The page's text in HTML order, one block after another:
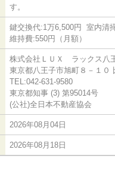
す。
鍵交換代:1万6,500円 室内清
維持費:550円（月額）
株式会社ＬＵＸ ラックス八
東京都八王子市旭町８－１０
TEL:042-631-9580
東京都知事 (3) 第95014号
(公社)全日本不動産協会
2026年08月04日
2026年08月18日